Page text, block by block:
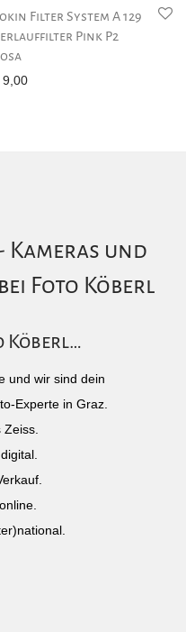
Filter System A 129
Pink P2
9,00
Kameras und
Foto Köberl
Köberl…
und wir sind dein
Experte in Graz.